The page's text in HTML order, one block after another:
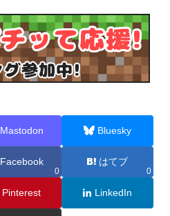
Mastodon Bluesky
Facebook
0
はてブ
0
Pinterest LinkedIn